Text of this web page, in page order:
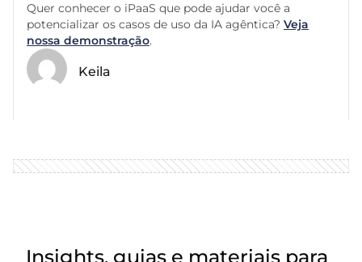
Quer conhecer o iPaaS que pode ajudar você a
potencializar os casos de uso da IA agêntica? Veja
nossa demonstração.
Keila
Insights, guias e materiais para